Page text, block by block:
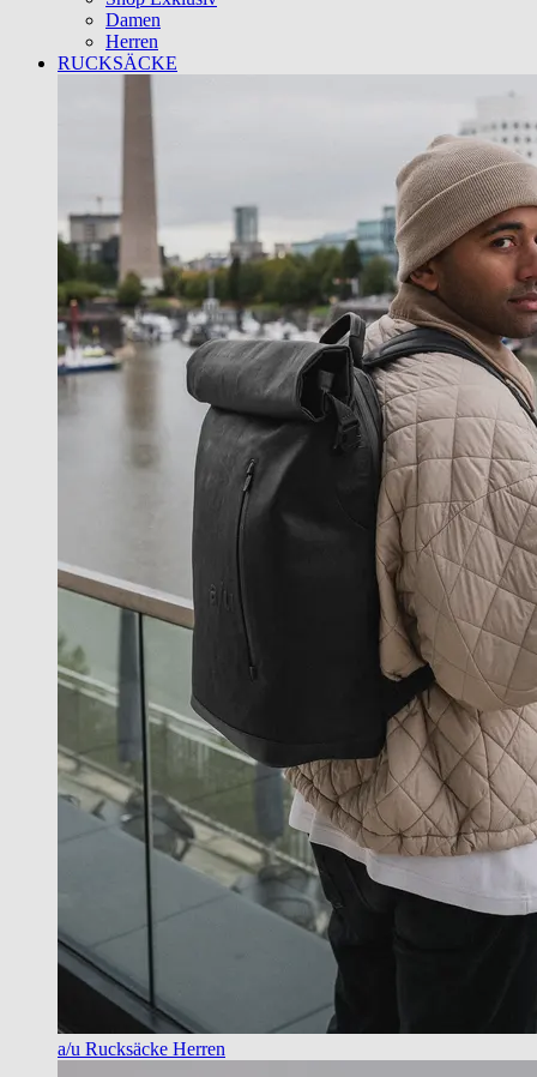
Damen
Herren
RUCKSÄCKE
a/u Rucksäcke Herren